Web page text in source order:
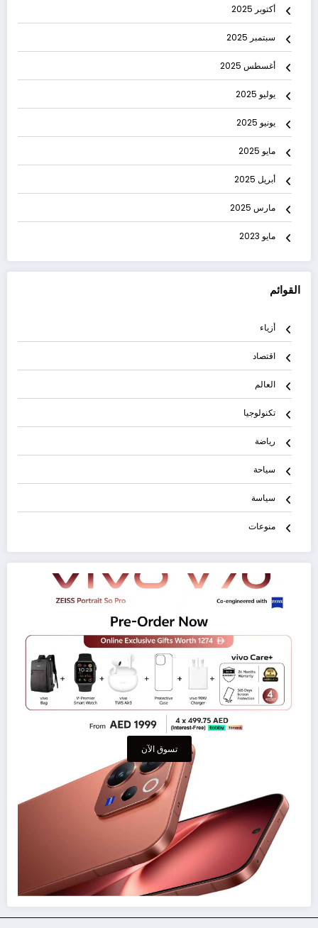
أكتوبر 2025
سبتمبر 2025
أغسطس 2025
يوليو 2025
يونيو 2025
مايو 2025
أبريل 2025
مارس 2025
مايو 2023
القوائم
أزياء
اقتصاد
العالم
تكنولوجيا
رياضة
سياحة
سياسة
منوعات
تسوق الآن